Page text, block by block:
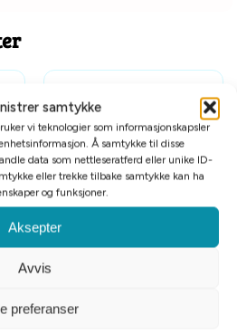
samtykke
vi teknologier som informasjonskapsler
Å samtykke til disse
data som nettleseratferd eller unike ID-
eller trekke tilbake samtykke kan ha
og funksjoner.
Aksepter
Avvis
preferanser
40mmx55cm